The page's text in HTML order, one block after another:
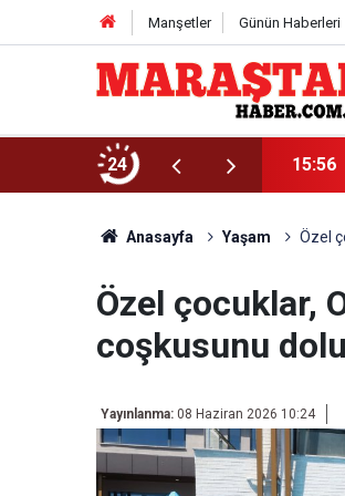
Manşetler Günün Haberleri
24
Son Gün 7 Ağustos 15:56
Anasayfa Yaşam Özel
Özel çocuklar,
coşkusunu
Yayınlanma: 08 Haziran 2026 10:24